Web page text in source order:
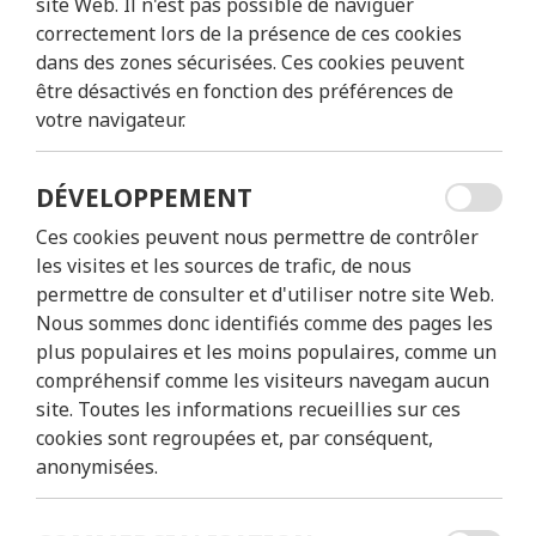
VÉLO
27,00€ 4H/8H/24H
correctement lors de la présence de ces cookies
dans des zones sécurisées. Ces cookies peuvent
être désactivés en fonction des préférences de
votre navigateur.
DÉVELOPPEMENT
Ces cookies peuvent nous permettre de contrôler
les visites et les sources de trafic, de nous
permettre de consulter et d'utiliser notre site Web.
Nous sommes donc identifiés comme des pages les
plus populaires et les moins populaires, comme un
compréhensif comme les visiteurs navegam aucun
site. Toutes les informations recueillies sur ces
cookies sont regroupées et, par conséquent,
anonymisées.